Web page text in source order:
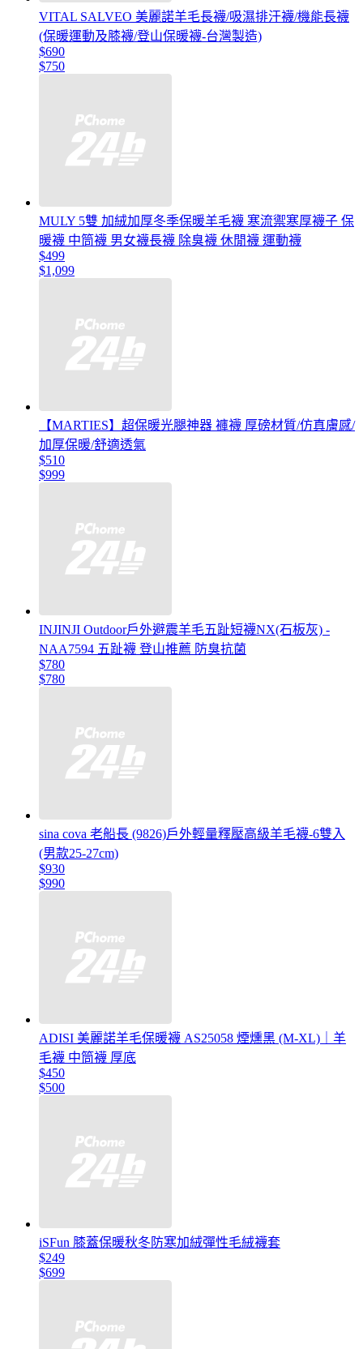
VITAL SALVEO 美麗諾羊毛長襪/吸濕排汗襪/機能長襪
(保暖運動及膝襪/登山保暖襪-台灣製造)
$690
$750
MULY 5雙 加絨加厚冬季保暖羊毛襪 寒流禦寒厚襪子 保
暖襪 中筒襪 男女襪長襪 除臭襪 休閒襪 運動襪
$499
$1,099
【MARTIES】超保暖光腿神器 褲襪 厚磅材質/仿真膚感/
加厚保暖/舒適透氣
$510
$999
INJINJI Outdoor戶外避震羊毛五趾短襪NX(石板灰) -
NAA7594 五趾襪 登山推薦 防臭抗菌
$780
$780
sina cova 老船長 (9826)戶外輕量釋壓高級羊毛襪-6雙入
(男款25-27cm)
$930
$990
ADISI 美麗諾羊毛保暖襪 AS25058 煙燻黑 (M-XL)｜羊
毛襪 中筒襪 厚底
$450
$500
iSFun 膝蓋保暖秋冬防寒加絨彈性毛絨襪套
$249
$699